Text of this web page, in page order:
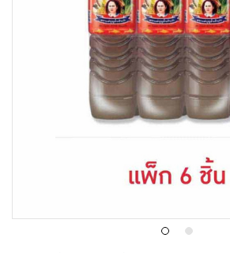
เครื่องดื่มและผงชงดื่ม
เครื่องปรุงรสและของแห้ง
ขนมขบเคี้ยว และช็อคโกแลต
พระเครื่อง test pop